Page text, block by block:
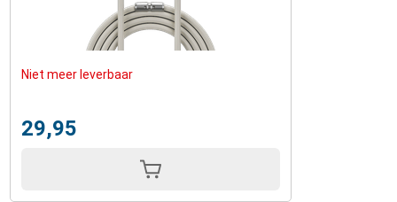
Niet meer leverbaar
29,95